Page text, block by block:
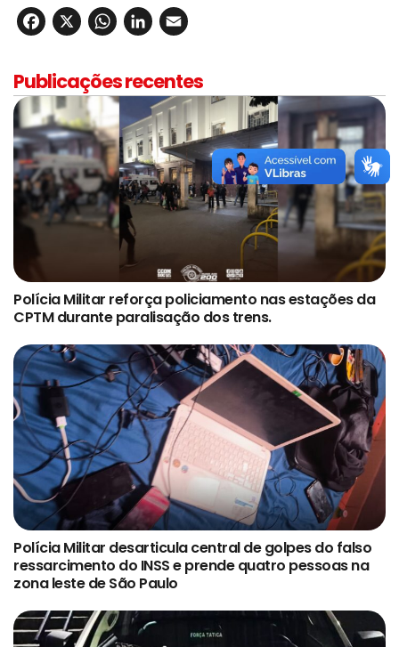
Facebook
X WhatsApp
LinkedIn
Publicações recentes
Polícia Militar reforça policiamento nas estações da
CPTM durante paralisação dos trens.
Polícia Militar desarticula central de golpes do falso
ressarcimento do INSS e prende quatro pessoas na
zona leste de São Paulo